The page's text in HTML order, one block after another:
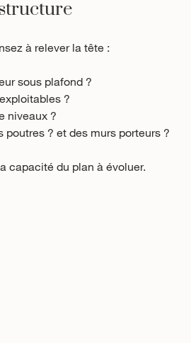
à relever la tête :
sous plafond ?
?
niveaux ?
poutres ? et des murs porteurs ?
capacité du plan à évoluer.